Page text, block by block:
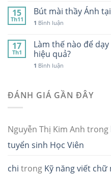
15
Th11
Bút mài thầy Ánh
1 Bình luận
17
Th1
Làm thế nào để
hiệu quả?
1 Bình luận
ĐÁNH GIÁ GẦN ĐÂY
Nguyễn Thị Kim Anh trong
tuyển sinh Học Viên
chi trong Kỹ năng viết